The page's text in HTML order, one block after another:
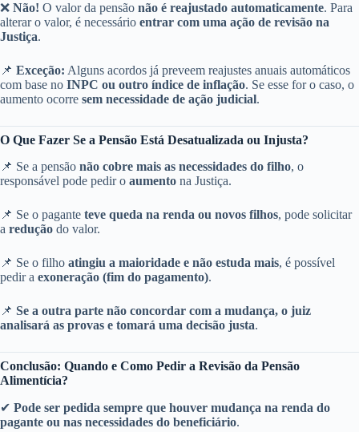
❌ Não! O valor da pensão não é reajustado automaticamente. Para
alterar o valor, é necessário entrar com uma ação de revisão na
Justiça.
📌 Exceção: Alguns acordos já preveem reajustes anuais automáticos
com base no INPC ou outro índice de inflação. Se esse for o caso, o
aumento ocorre sem necessidade de ação judicial.
O Que Fazer Se a Pensão Está Desatualizada ou Injusta?
📌 Se a pensão não cobre mais as necessidades do filho, o
responsável pode pedir o aumento na Justiça.
📌 Se o pagante teve queda na renda ou novos filhos, pode solicitar
a redução do valor.
📌 Se o filho atingiu a maioridade e não estuda mais, é possível
pedir a exoneração (fim do pagamento).
📌 Se a outra parte não concordar com a mudança, o juiz
analisará as provas e tomará uma decisão justa.
Conclusão: Quando e Como Pedir a Revisão da Pensão
Alimentícia?
✔ Pode ser pedida sempre que houver mudança na renda do
pagante ou nas necessidades do beneficiário.